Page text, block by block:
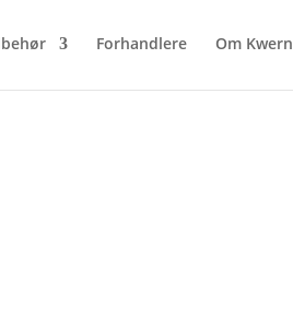
Forhandlere Om Kwern